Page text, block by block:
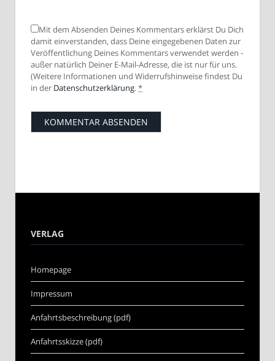
Mit dem Absenden Deines Kommentars erklärst Du Dich
damit einverstanden, dass Deine eingegebenen Daten zur
Veröffentlichung Deines Kommentars verwendet werden -
außer natürlich Deiner E-Mail-Adresse, die ist nur für uns.
(Weitere Informationen und Widerrufshinweise findest Du
in der Datenschutzerklärung.*
VERLAG
Homepage
Impressum
Anfahrtsbeschreibung (pdf)
Anfahrtsskizze (pdf)